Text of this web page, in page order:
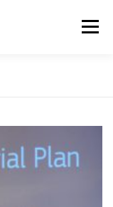
Menu